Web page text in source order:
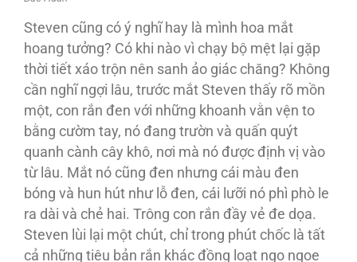
Steven cũng có ý nghĩ hay là mình hoa mắt
hoang tưởng? Có khi nào vì chạy bộ mệt lại gặp
thời tiết xáo trộn nên sanh ảo giác chăng? Không
cần nghĩ ngợi lâu, trước mắt Steven thấy rõ mồn
một, con rắn đen với những khoanh vằn vện to
bằng cườm tay, nó đang trườn và quấn quýt
quanh cành cây khô, nơi mà nó được định vị vào
từ lâu. Mắt nó cũng đen nhưng cái màu đen
bóng và hun hút như lỗ đen, cái lưỡi nó phì phò le
ra dài và chẻ hai. Trông con rắn đầy vẻ đe dọa.
Steven lùi lại một chút, chỉ trong phút chốc là tất
cả những tiêu bản rắn khác đồng loạt ngo ngoe